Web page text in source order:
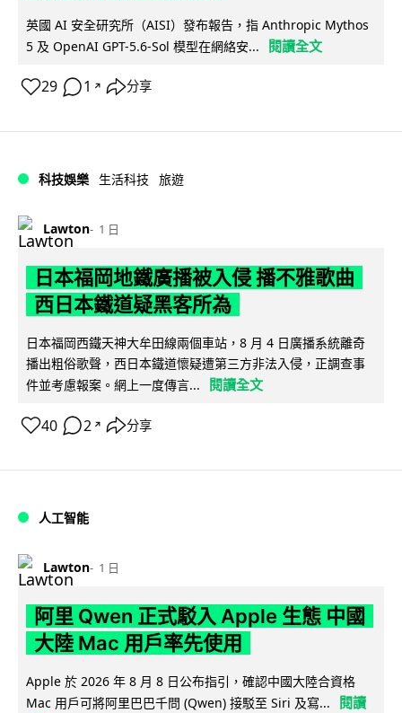
英國 AI 安全研究所（AISI）發布報告，指 Anthropic Mythos
5 及 OpenAI GPT-5.6-Sol 模型在網絡安...
閱讀全文
29 1 ↗ 分享
科技娛樂 生活科技 旅遊
Lawton 1 日
日本福岡地鐵廣播被入侵 播不雅歌曲
西日本鐵道疑黑客所為
日本福岡西鐵天神大牟田線兩個車站，8 月 4 日廣播系統離奇
播出粗俗歌聲，西日本鐵道懷疑遭第三方非法入侵，正調查事
件並考慮報案。網上一度傳言...
閱讀全文
40 2 ↗ 分享
人工智能
Lawton 1 日
阿里 Qwen 正式駁入 Apple 生態 中國
大陸 Mac 用戶率先使用
Apple 於 2026 年 8 月 8 日公布指引，確認中國大陸合資格
Mac 用戶可將阿里巴巴千問 (Qwen) 接駁至 Siri 及寫...
閱讀